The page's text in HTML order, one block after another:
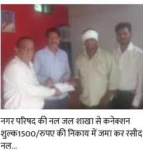
नगर परिषद की नल जल शाखा से कनेक्शन
शुल्क₹1500/रुपए की निकाय में जमा कर रसीद
नल…